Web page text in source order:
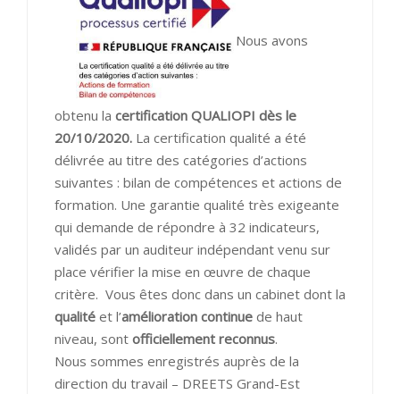
Nous avons
obtenu la certification QUALIOPI dès le
20/10/2020. La certification qualité a été
délivrée au titre des catégories d’actions
suivantes : bilan de compétences et actions de
formation. Une garantie qualité très exigeante
qui demande de répondre à 32 indicateurs,
validés par un auditeur indépendant venu sur
place vérifier la mise en œuvre de chaque
critère. Vous êtes donc dans un cabinet dont la
qualité et l’amélioration continue de haut
niveau, sont officiellement reconnus.
Nous sommes enregistrés auprès de la
direction du travail – DREETS Grand-Est